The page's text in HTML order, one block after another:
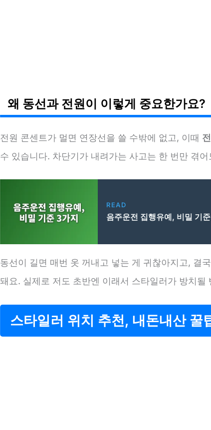
왜 동선과 전원이 이렇게 중요한가요?
전원 콘센트가 멀면 연장선을 쓸 수밖에 없고, 이때
수 있습니다. 차단기가 내려가는 사고는 한 번만 겪
READ
음주운전 집행유예, 비밀 기
동선이 길면 매번 옷 꺼내고 넣는 게 귀찮아지고, 결
돼요. 실제로 저도 초반엔 이래서 스타일러가 방치될
스타일러 위치 추천, 내돈내산 꿀